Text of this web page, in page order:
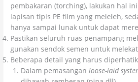
pembakaran (torching), lakukan hal
lapisan tipis PE film yang meleleh,
hanya sampai lunak untuk dapat
Pastikan seluruh ruas penampang
gunakan sendok semen untuk
Beberapa detail yang harus
Dalam pemasangan loose-laid